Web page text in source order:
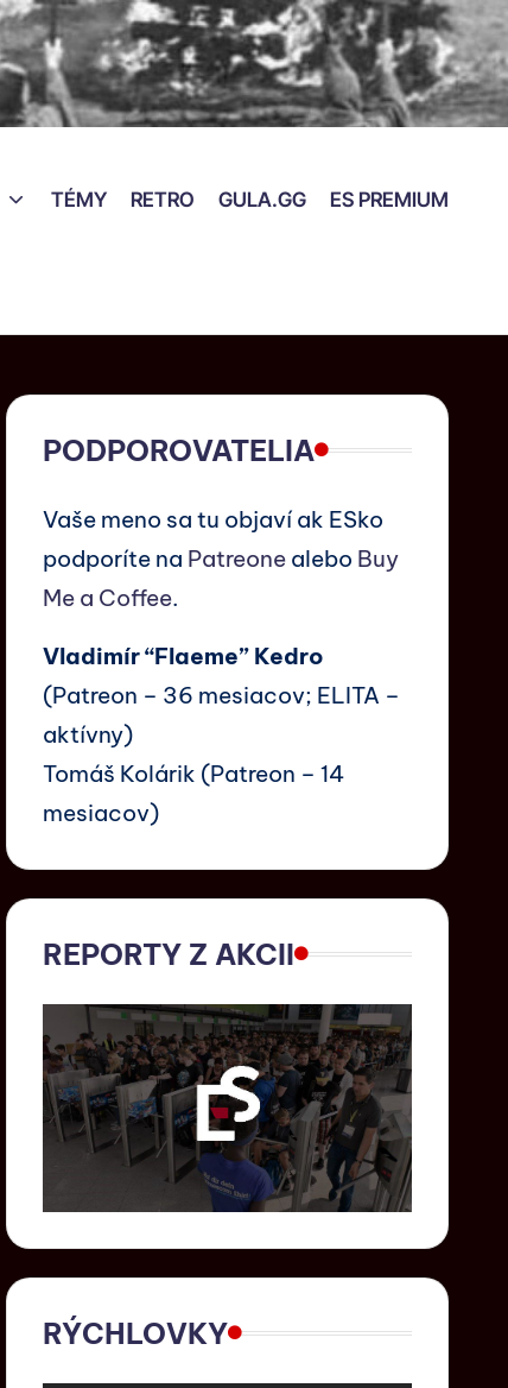
TÉMY RETRO GULA.GG ES PREMIUM
PODPOROVATELIA
Vaše meno sa tu objaví ak ESko
podporíte na Patreonealebo Buy
Me a Coffee.
Vladimír “Flaeme” Kedro
(Patreon – 36 mesiacov; ELITA –
aktívny)
Tomáš Kolárik (Patreon – 14
mesiacov)
REPORTY Z AKCII
RÝCHLOVKY